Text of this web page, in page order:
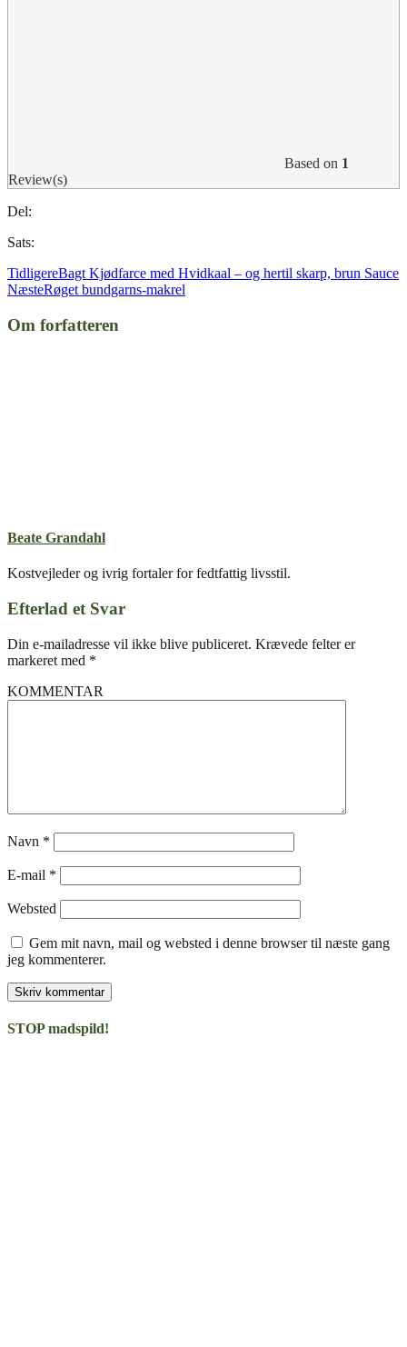
Based on 1
Review(s)
Del:
Sats:
TidligereBagt Kjødfarce med Hvidkaal – og hertil skarp, brun Sauce
NæsteRøget bundgarns-makrel
Om forfatteren
Beate Grandahl
Kostvejleder og ivrig fortaler for fedtfattig livsstil.
Efterlad et Svar
Din e-mailadresse vil ikke blive publiceret. Krævede felter er
markeret med *
KOMMENTAR
Navn *
E-mail *
Websted
Gem mit navn, mail og websted i denne browser til næste gang
jeg kommenterer.
STOP madspild!